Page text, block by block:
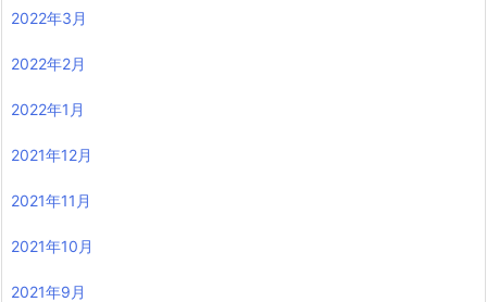
2022年3月
2022年2月
2022年1月
2021年12月
2021年11月
2021年10月
2021年9月